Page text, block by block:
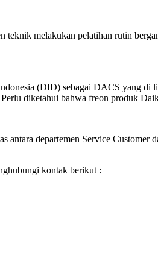
teknik melakukan pelatihan rutin
(DID) sebagai DACS yang
diketahui bahwa freon produk
departemen Service
kontak berikut :